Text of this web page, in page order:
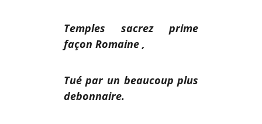
Temples sacrez prime
façon Romaine ,
Tué par un beaucoup plus
debonnaire.